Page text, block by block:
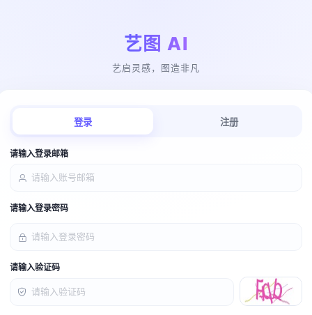
艺图 AI
艺启灵感，图造非凡
登录 注册
请输入登录邮箱
请输入登录密码
请输入验证码